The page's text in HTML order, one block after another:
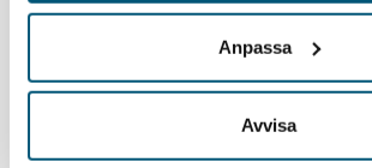
Anpassa
Avvisa